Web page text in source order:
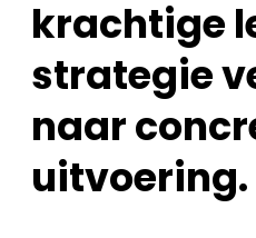
krachtige
strategie
naar
uitvoering.